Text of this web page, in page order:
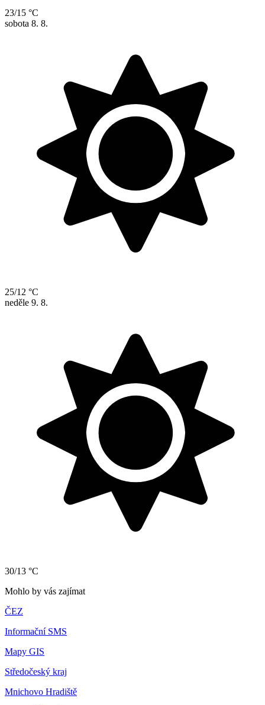
23/15 °C
sobota 8. 8.
25/12 °C
neděle 9. 8.
30/13 °C
Mohlo by vás zajímat
ČEZ
Informační SMS
Mapy GIS
Středočeský kraj
Mnichovo Hradiště